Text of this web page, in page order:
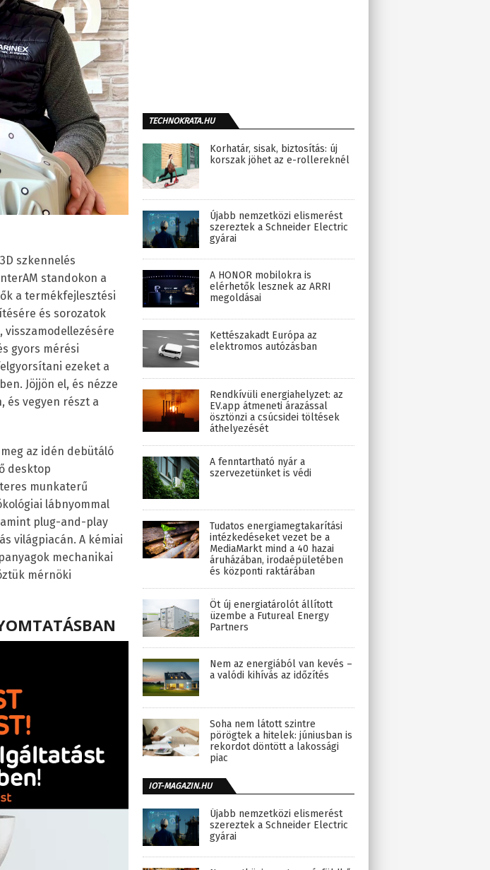
szkennelés
standokon a
a termékfejlesztési
és sorozatok
visszamodellezésére
gyors mérési
ezeket a
Jöjjön el, és nézze
és vegyen részt a
az idén debütáló
desktop
munkaterű
lábnyommal
plug-and-play
világpiacán. A kémiai
mechanikai
mérnöki
TECHNOKRATA.HU
Korhatár, sisak, biztosítás: új
korszak jöhet az e-rollereknél
Újabb nemzetközi elismerést
szereztek a Schneider Electric
gyárai
A HONOR mobilokra is
elérhetők lesznek az ARRI
megoldásai
Kettészakadt Európa az
elektromos autózásban
Rendkívüli energiahelyzet: az
EV.app átmeneti árazással
ösztönzi a csúcsidei töltések
áthelyezését
A fenntartható nyár a
szervezetünket is védi
Tudatos energiamegtakarítási
intézkedéseket vezet be a
MediaMarkt mind a 40 hazai
áruházában, irodaépületében
és központi raktárában
Öt új energiatárolót állított
üzembe a Futureal Energy
Partners
Nem az energiából van kevés –
a valódi kihívás az időzítés
Soha nem látott szintre
pörögtek a hitelek: júniusban is
rekordot döntött a lakossági
piac
IOT-MAGAZIN.HU
Újabb nemzetközi elismerést
szereztek a Schneider Electric
gyárai